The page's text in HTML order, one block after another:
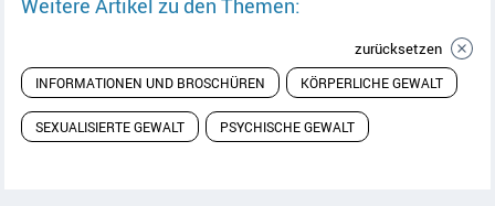
Weitere Artikel zu den Themen:
INFORMATIONEN UND BROSCHÜREN KÖRPERLICHE GEWALT
SEXUALISIERTE GEWALT PSYCHISCHE GEWALT
zurücksetzen